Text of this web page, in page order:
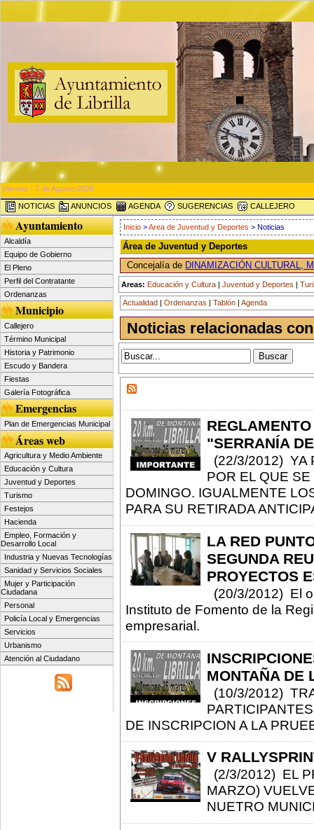
Viernes - 7 de Agosto 2026
NOTICIAS ANUNCIOS AGENDA SUGERENCIAS CALLEJERO
Ayuntamiento
Alcaldía
Equipo de Gobierno
El Pleno
Perfil del Contratante
Ordenanzas
Municipio
Callejero
Término Municipal
Historia y Patrimonio
Escudo y Bandera
Fiestas
Galería Fotográfica
Emergencias
Plan de Emergencias Municipal
Áreas web
Agricultura y Medio Ambiente
Educación y Cultura
Juventud y Deportes
Turismo
Festejos
Hacienda
Empleo, Formación y
Desarrollo Local
Industria y Nuevas Tecnologías
Sanidad y Servicios Sociales
Mujer y Participación
Ciudadana
Personal
Policía Local y Emergencias
Servicios
Urbanismo
Atención al Ciudadano
Inicio >Area de Juventud y Deportes> Noticias
Área de Juventud y Deportes
Concejalía de DINAMIZACIÓN CULTURAL,
Areas: Educación y Cultura| Juventud y Deportes |
Actualidad |Ordenanzas |Tablón |Agenda
Noticias relacionadas
"SERRANÍA
(22/3/2012) YA
POR EL QUE
DOMINGO. IGUALMENTE
PARA SU RETIRADA
LA RED
SEGUNDA
PROYECTOS
(20/3/2012) El
Instituto de Fomento de la
empresarial.
MONTAÑA DE
(10/3/2012)
DE INSCRIPCION A LA
V
(2/3/2012) EL
MARZO)
NUETRO